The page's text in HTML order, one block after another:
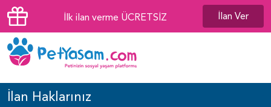
İlk ilan verme ÜCRETSİZ İlan Ver
İlan Haklarınız